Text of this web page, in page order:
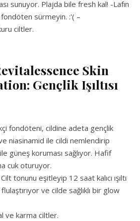
sunuyor. Plajda bile fresh kal! -Lafın
sürmeyin. :'( –
ciltler.
Skin
Gençlik Işıltısı
fondöteni, cildine adeta gençlik
niasinamid ile cildi nemlendirip
güneş koruması sağlıyor. Hafif
cuk oturuyor.
Cilt tonunu eşitleyip 12 saat kalıcı ışıltı
ve cilde sağlıklı bir glow
ve karma ciltler.